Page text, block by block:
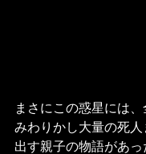
まさにこの惑星には
みわりかし大量の死人
出す親子の物語があ